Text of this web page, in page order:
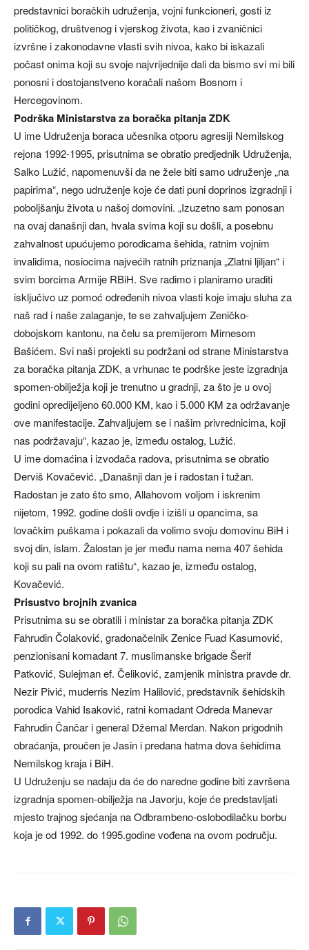
predstavnici boračkih udruženja, vojni funkcioneri, gosti iz
političkog, društvenog i vjerskog života, kao i zvaničnici
izvršne i zakonodavne vlasti svih nivoa, kako bi iskazali
počast onima koji su svoje najvrijednije dali da bismo svi mi bili
ponosni i dostojanstveno koračali našom Bosnom i
Hercegovinom.
Podrška Ministarstva za boračka pitanja ZDK
U ime Udruženja boraca učesnika otporu agresiji Nemilskog
rejona 1992-1995, prisutnima se obratio predjednik Udruženja,
Salko Lužić, napomenuvši da ne žele biti samo udruženje „na
papirima“, nego udruženje koje će dati puni doprinos izgradnji i
poboljšanju života u našoj domovini. „Izuzetno sam ponosan
na ovaj današnji dan, hvala svima koji su došli, a posebnu
zahvalnost upućujemo porodicama šehida, ratnim vojnim
invalidima, nosiocima najvećih ratnih priznanja „Zlatni ljiljan“ i
svim borcima Armije RBiH. Sve radimo i planiramo uraditi
isključivo uz pomoć određenih nivoa vlasti koje imaju sluha za
naš rad i naše zalaganje, te se zahvaljujem Zeničko-
dobojskom kantonu, na čelu sa premijerom Mirnesom
Bašićem. Svi naši projekti su podržani od strane Ministarstva
za boračka pitanja ZDK, a vrhunac te podrške jeste izgradnja
spomen-obilježja koji je trenutno u gradnji, za što je u ovoj
godini opredijeljeno 60.000 KM, kao i 5.000 KM za održavanje
ove manifestacije. Zahvaljujem se i našim privrednicima, koji
nas podržavaju“, kazao je, između ostalog, Lužić.
U ime domaćina i izvođača radova, prisutnima se obratio
Derviš Kovačević. „Današnji dan je i radostan i tužan.
Radostan je zato što smo, Allahovom voljom i iskrenim
nijetom, 1992. godine došli ovdje i izišli u opancima, sa
lovačkim puškama i pokazali da volimo svoju domovinu BiH i
svoj din, islam. Žalostan je jer među nama nema 407 šehida
koji su pali na ovom ratištu“, kazao je, između ostalog,
Kovačević.
Prisustvo brojnih zvanica
Prisutnima su se obratili i ministar za boračka pitanja ZDK
Fahrudin Čolaković, gradonačelnik Zenice Fuad Kasumović,
penzionisani komadant 7. muslimanske brigade Šerif
Patković, Sulejman ef. Čeliković, zamjenik ministra pravde dr.
Nezir Pivić, muderris Nezim Halilović, predstavnik šehidskih
porodica Vahid Isaković, ratni komadant Odreda Manevar
Fahrudin Čančar i general Džemal Merdan. Nakon prigodnih
obraćanja, proučen je Jasin i predana hatma dova šehidima
Nemilskog kraja i BiH.
U Udruženju se nadaju da će do naredne godine biti završena
izgradnja spomen-obilježja na Javorju, koje će predstavljati
mjesto trajnog sjećanja na Odbrambeno-oslobodilačku borbu
koja je od 1992. do 1995.godine vođena na ovom području.